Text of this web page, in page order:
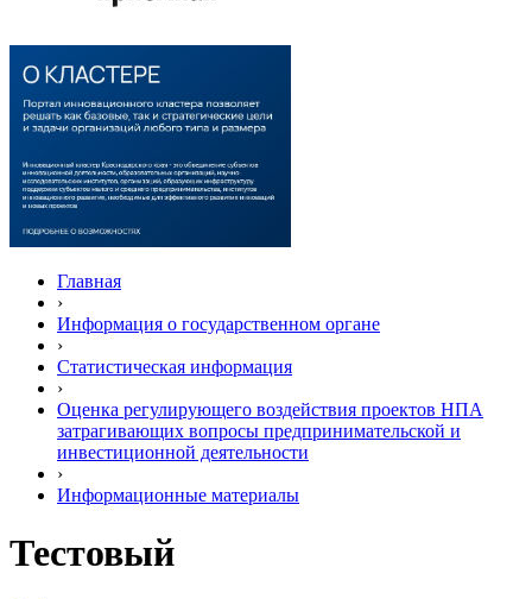
Главная
›
Информация о государственном органе
›
Статистическая информация
›
Оценка регулирующего воздействия проектов НПА
затрагивающих вопросы предпринимательской и
инвестиционной деятельности
›
Информационные материалы
Тестовый